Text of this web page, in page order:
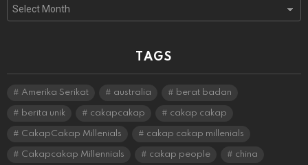
TAGS
Amerika Serikat australia berat badan
berita unik cakapcakap cakap cakap
CakapCakap Millenials cakap cakap millenials
Cakapcakap Millennials cakap people china